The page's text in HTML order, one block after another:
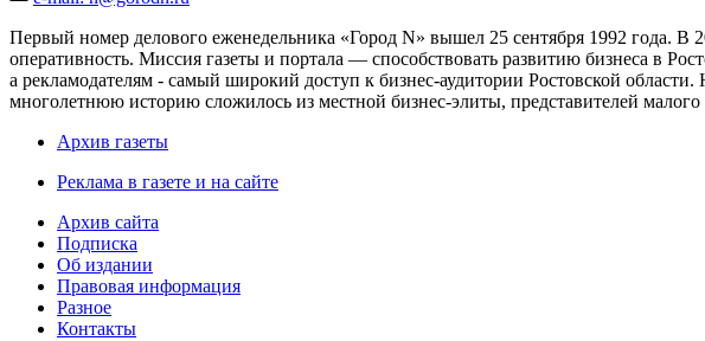
Первый номер делового еженедельника «Город N» вышел 25 сентября 1992 года. В
оперативность. Миссия газеты и портала — способствовать развитию бизнеса в
а рекламодателям - самый широкий доступ к бизнес-аудитории Ростовской
многолетнюю историю сложилось из местной бизнес-элиты, представителей
Архив газеты
Реклама в газете и на сайте
Архив сайта
Подписка
Об издании
Правовая информация
Разное
Контакты